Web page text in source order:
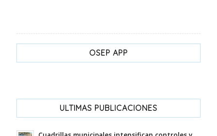
OSEP APP
ULTIMAS PUBLICACIONES